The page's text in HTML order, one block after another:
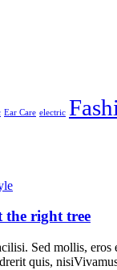
Ear Care electric
the right tree
Sed mollis,
quis,